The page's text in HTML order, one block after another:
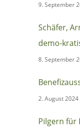
9. September
Schäfer,
demo-
Ursachen
8. September
2. August 2024
Pilgern für